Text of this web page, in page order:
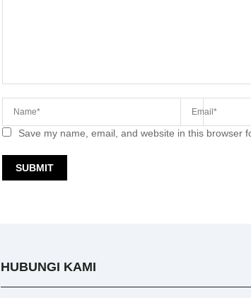
Save my name, email, and website in this browser
HUBUNGI KAMI